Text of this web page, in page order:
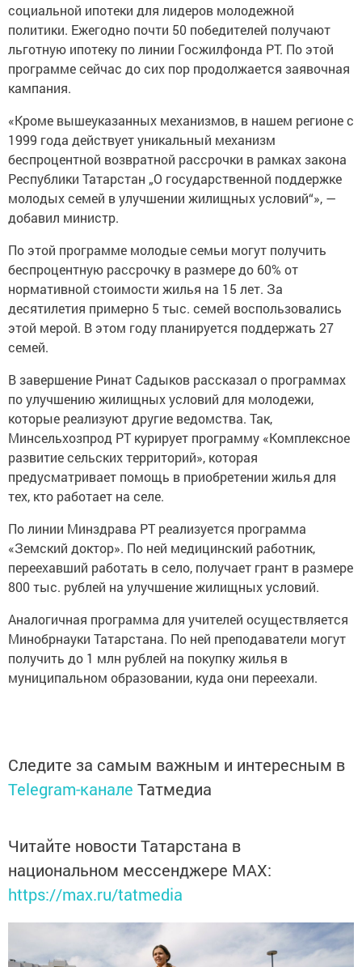
социальной ипотеки для лидеров молодежной
политики. Ежегодно почти 50 победителей получают
льготную ипотеку по линии Госжилфонда РТ. По этой
программе сейчас до сих пор продолжается заявочная
кампания.
«Кроме вышеуказанных механизмов, в нашем регионе с
1999 года действует уникальный механизм
беспроцентной возвратной рассрочки в рамках закона
Республики Татарстан „О государственной поддержке
молодых семей в улучшении жилищных условий“», —
добавил министр.
По этой программе молодые семьи могут получить
беспроцентную рассрочку в размере до 60% от
нормативной стоимости жилья на 15 лет. За
десятилетия примерно 5 тыс. семей воспользовались
этой мерой. В этом году планируется поддержать 27
семей.
В завершение Ринат Садыков рассказал о программах
по улучшению жилищных условий для молодежи,
которые реализуют другие ведомства. Так,
Минсельхозпрод РТ курирует программу «Комплексное
развитие сельских территорий», которая
предусматривает помощь в приобретении жилья для
тех, кто работает на селе.
По линии Минздрава РТ реализуется программа
«Земский доктор». По ней медицинский работник,
переехавший работать в село, получает грант в размере
800 тыс. рублей на улучшение жилищных условий.
Аналогичная программа для учителей осуществляется
Минобрнауки Татарстана. По ней преподаватели могут
получить до 1 млн рублей на покупку жилья в
муниципальном образовании, куда они переехали.
Следите за самым важным и интересным в
Telegram-канале Татмедиа
Читайте новости Татарстана в
национальном мессенджере MАХ:
https://max.ru/tatmedia